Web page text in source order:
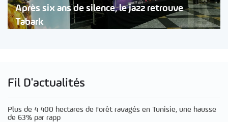
Après six ans de silence, le jazz retrouve
Tabark
Fil D'actualités
Plus de 4 400 hectares de forêt ravagés en Tunisie, une hausse
de 63% par rapp